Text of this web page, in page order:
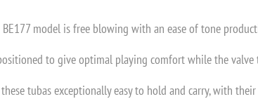
model is free blowing with an ease of tone
to give optimal playing comfort while the valve
tubas exceptionally easy to hold and carry, with